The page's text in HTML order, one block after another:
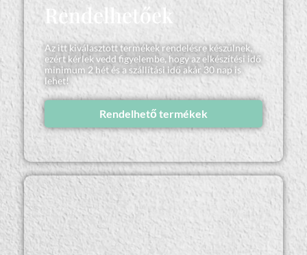
Rendelhetőek
Az itt kiválasztott termékek rendelésre készülnek,
ezért kérlek vedd figyelembe, hogy az elkészítési idő
minimum 2 hét és a szállítási idő akár 30 nap is
lehet!
Rendelhető termékek